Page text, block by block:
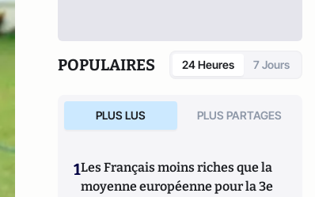
POPULAIRES 24 Heures 7 Jours
PLUS LUS PLUS PARTAGES
1Les Français moins riches que la
moyenne européenne pour la 3e